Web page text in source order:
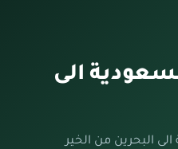
الى
البحرين من الخير